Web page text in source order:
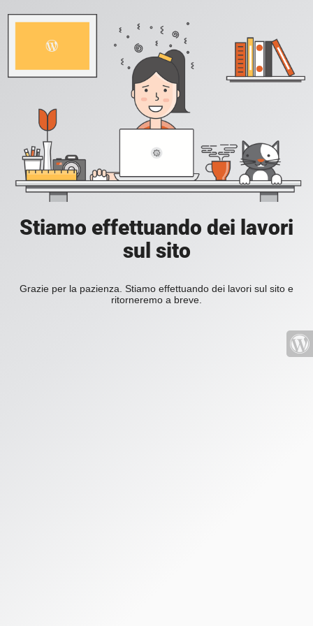
Stiamo effettuando dei lavori
sul sito
Grazie per la pazienza. Stiamo effettuando dei lavori sul sito e
ritorneremo a breve.